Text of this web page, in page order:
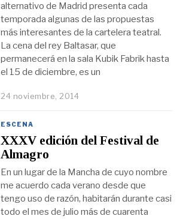
alternativo de Madrid presenta cada
temporada algunas de las propuestas
más interesantes de la cartelera teatral.
La cena del rey Baltasar, que
permanecerá en la sala Kubik Fabrik hasta
el 15 de diciembre, es un
24 noviembre, 2014
ESCENA
XXXV edición del Festival de
Almagro
En un lugar de la Mancha de cuyo nombre
me acuerdo cada verano desde que
tengo uso de razón, habitarán durante casi
todo el mes de julio más de cuarenta